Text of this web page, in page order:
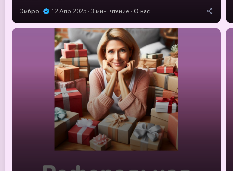
Эмбро 12 Апр 2025 3 мин. чтение О нас